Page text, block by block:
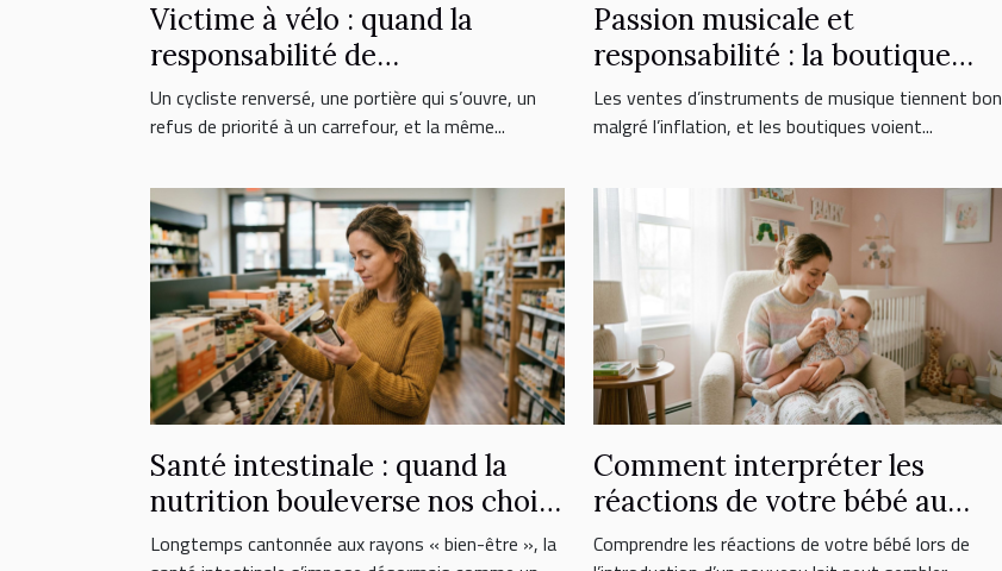
Victime à vélo : quand la
responsabilité de
l’automobiliste est engagée
Un cycliste renversé, une portière qui s’ouvre, un
refus de priorité à un carrefour, et la même...
Passion musicale et
responsabilité : la boutique
face aux nouveaux
consommateurs
Les ventes d’instruments de musique tiennent bon
malgré l’inflation, et les boutiques voient...
Santé intestinale : quand la
nutrition bouleverse nos choix
de suppléments
Longtemps cantonnée aux rayons « bien-être », la
Comment interpréter les
réactions de votre bébé au
nouveau lait ?
Comprendre les réactions de votre bébé lors de